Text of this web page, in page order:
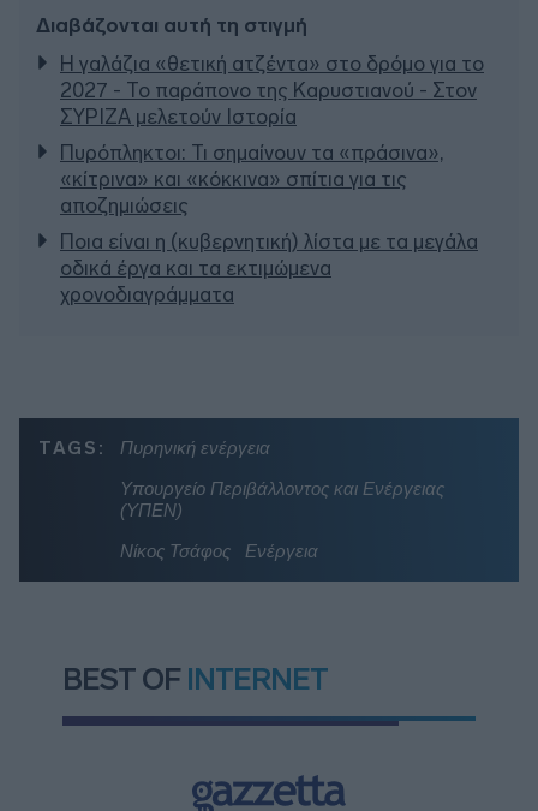
Διαβάζονται αυτή τη στιγμή
Η γαλάζια «θετική ατζέντα» στο δρόμο για το
2027 - Το παράπονο της Καρυστιανού - Στον
ΣΥΡΙΖΑ μελετούν Ιστορία
Πυρόπληκτοι: Τι σημαίνουν τα «πράσινα»,
«κίτρινα» και «κόκκινα» σπίτια για τις
αποζημιώσεις
Ποια είναι η (κυβερνητική) λίστα με τα μεγάλα
οδικά έργα και τα εκτιμώμενα
χρονοδιαγράμματα
TAGS:
Πυρηνική ενέργεια
Υπουργείο Περιβάλλοντος και Ενέργειας
(ΥΠΕΝ)
Νίκος Τσάφος
Ενέργεια
BEST OF INTERNET